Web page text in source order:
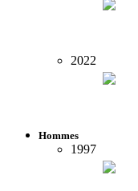
2022
Hommes
1997